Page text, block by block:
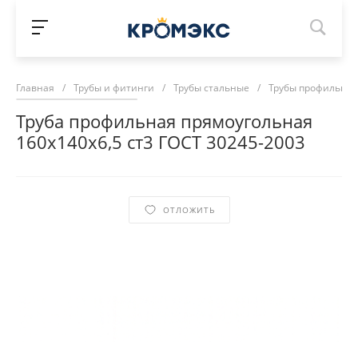
Главная / Трубы и фитинги / Трубы стальные / Трубы
Труба профильная прямоугольная
160х140х6,5 ст3 ГОСТ 30245-2003
ОТЛОЖИТЬ